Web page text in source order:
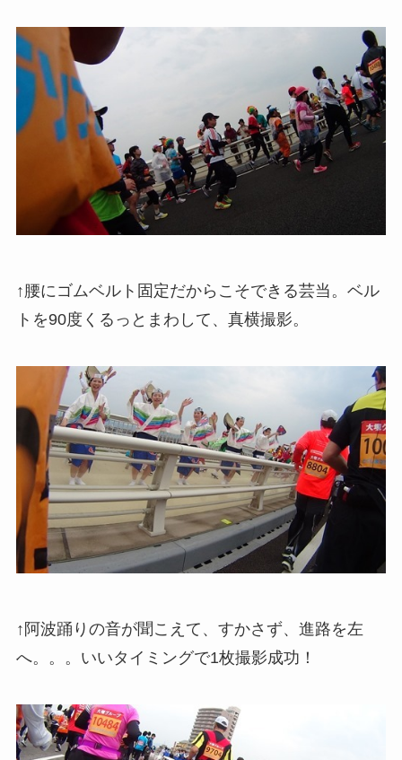
↑腰にゴムベルト固定だからこそできる芸当。ベル
トを90度くるっとまわして、真横撮影。
↑阿波踊りの音が聞こえて、すかさず、進路を左
へ。。。いいタイミングで1枚撮影成功！